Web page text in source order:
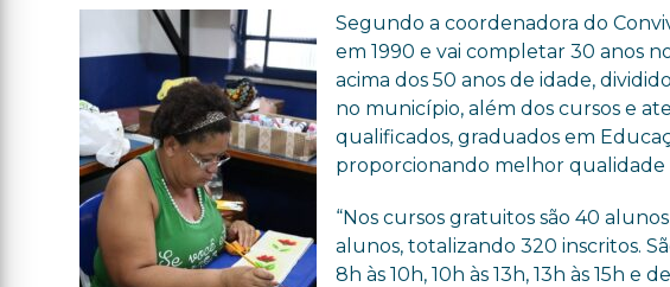
Segundo a coordenadora do
em 1990 e vai completar 30 anos
acima dos 50 anos de idade,
no município, além dos cursos e
qualificados, graduados em
proporcionando melhor qualidade
“Nos cursos gratuitos são 40
alunos, totalizando 320 inscritos.
8h às 10h, 10h às 13h, 13h às 15h e